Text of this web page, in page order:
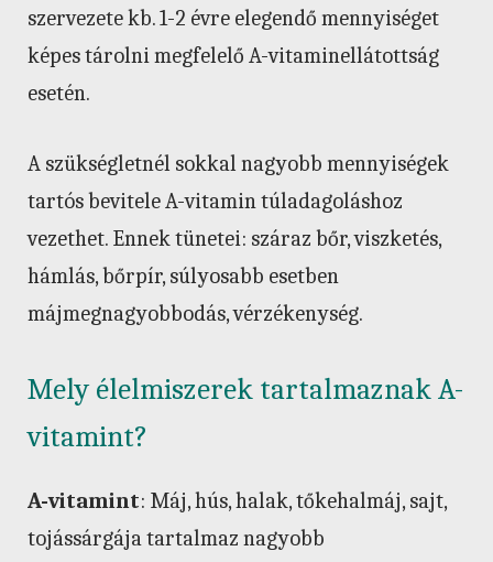
szervezete kb. 1-2 évre elegendő mennyiséget
képes tárolni megfelelő A-vitaminellátottság
esetén.
A szükségletnél sokkal nagyobb mennyiségek
tartós bevitele A-vitamin túladagoláshoz
vezethet. Ennek tünetei: száraz bőr, viszketés,
hámlás, bőrpír, súlyosabb esetben
májmegnagyobbodás, vérzékenység.
Mely élelmiszerek tartalmaznak A-
vitamint?
A-vitamint: Máj, hús, halak, tőkehalmáj, sajt,
tojássárgája tartalmaz nagyobb